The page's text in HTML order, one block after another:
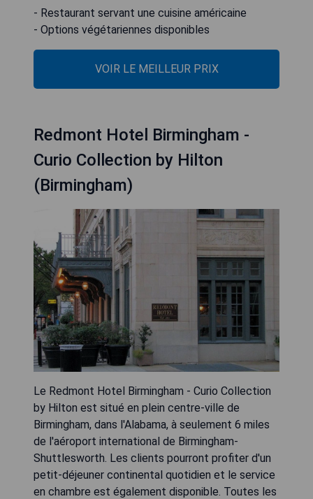
- Restaurant servant une cuisine américaine
- Options végétariennes disponibles
VOIR LE MEILLEUR PRIX
Redmont Hotel Birmingham -
Curio Collection by Hilton
(Birmingham)
Le Redmont Hotel Birmingham - Curio Collection
by Hilton est situé en plein centre-ville de
Birmingham, dans l'Alabama, à seulement 6 miles
de l'aéroport international de Birmingham-
Shuttlesworth. Les clients pourront profiter d'un
petit-déjeuner continental quotidien et le service
en chambre est également disponible. Toutes les